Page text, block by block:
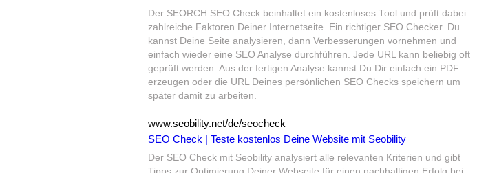
Der SEORCH SEO Check beinhaltet ein kostenloses Tool und prüft dabei
zahlreiche Faktoren Deiner Internetseite. Ein richtiger SEO Checker. Du
kannst Deine Seite analysieren, dann Verbesserungen vornehmen und
einfach wieder eine SEO Analyse durchführen. Jede URL kann beliebig oft
geprüft werden. Aus der fertigen Analyse kannst Du Dir einfach ein PDF
erzeugen oder die URL Deines persönlichen SEO Checks speichern um
später damit zu arbeiten.
www.seobility.net/de/seocheck
SEO Check | Teste kostenlos Deine Website mit Seobility
Der SEO Check mit Seobility analysiert alle relevanten Kriterien und gibt
Tipps zur Optimierung Deiner Webseite für einen nachhaltigen Erfolg bei